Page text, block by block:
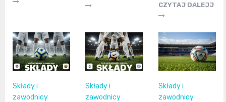
CZYTAJ DALEJJ
Składy i
zawodnicy
Składy i
zawodnicy
Składy i
zawodnicy